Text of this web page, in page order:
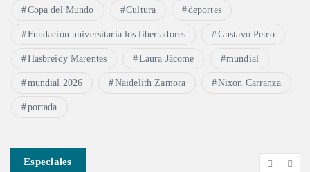
Copa del Mundo Cultura deportes
Fundación universitaria los libertadores Gustavo Petro
Hasbreidy Marentes Laura Jácome mundial
mundial 2026 Naidelith Zamora Nixon Carranza
portada
Especiales